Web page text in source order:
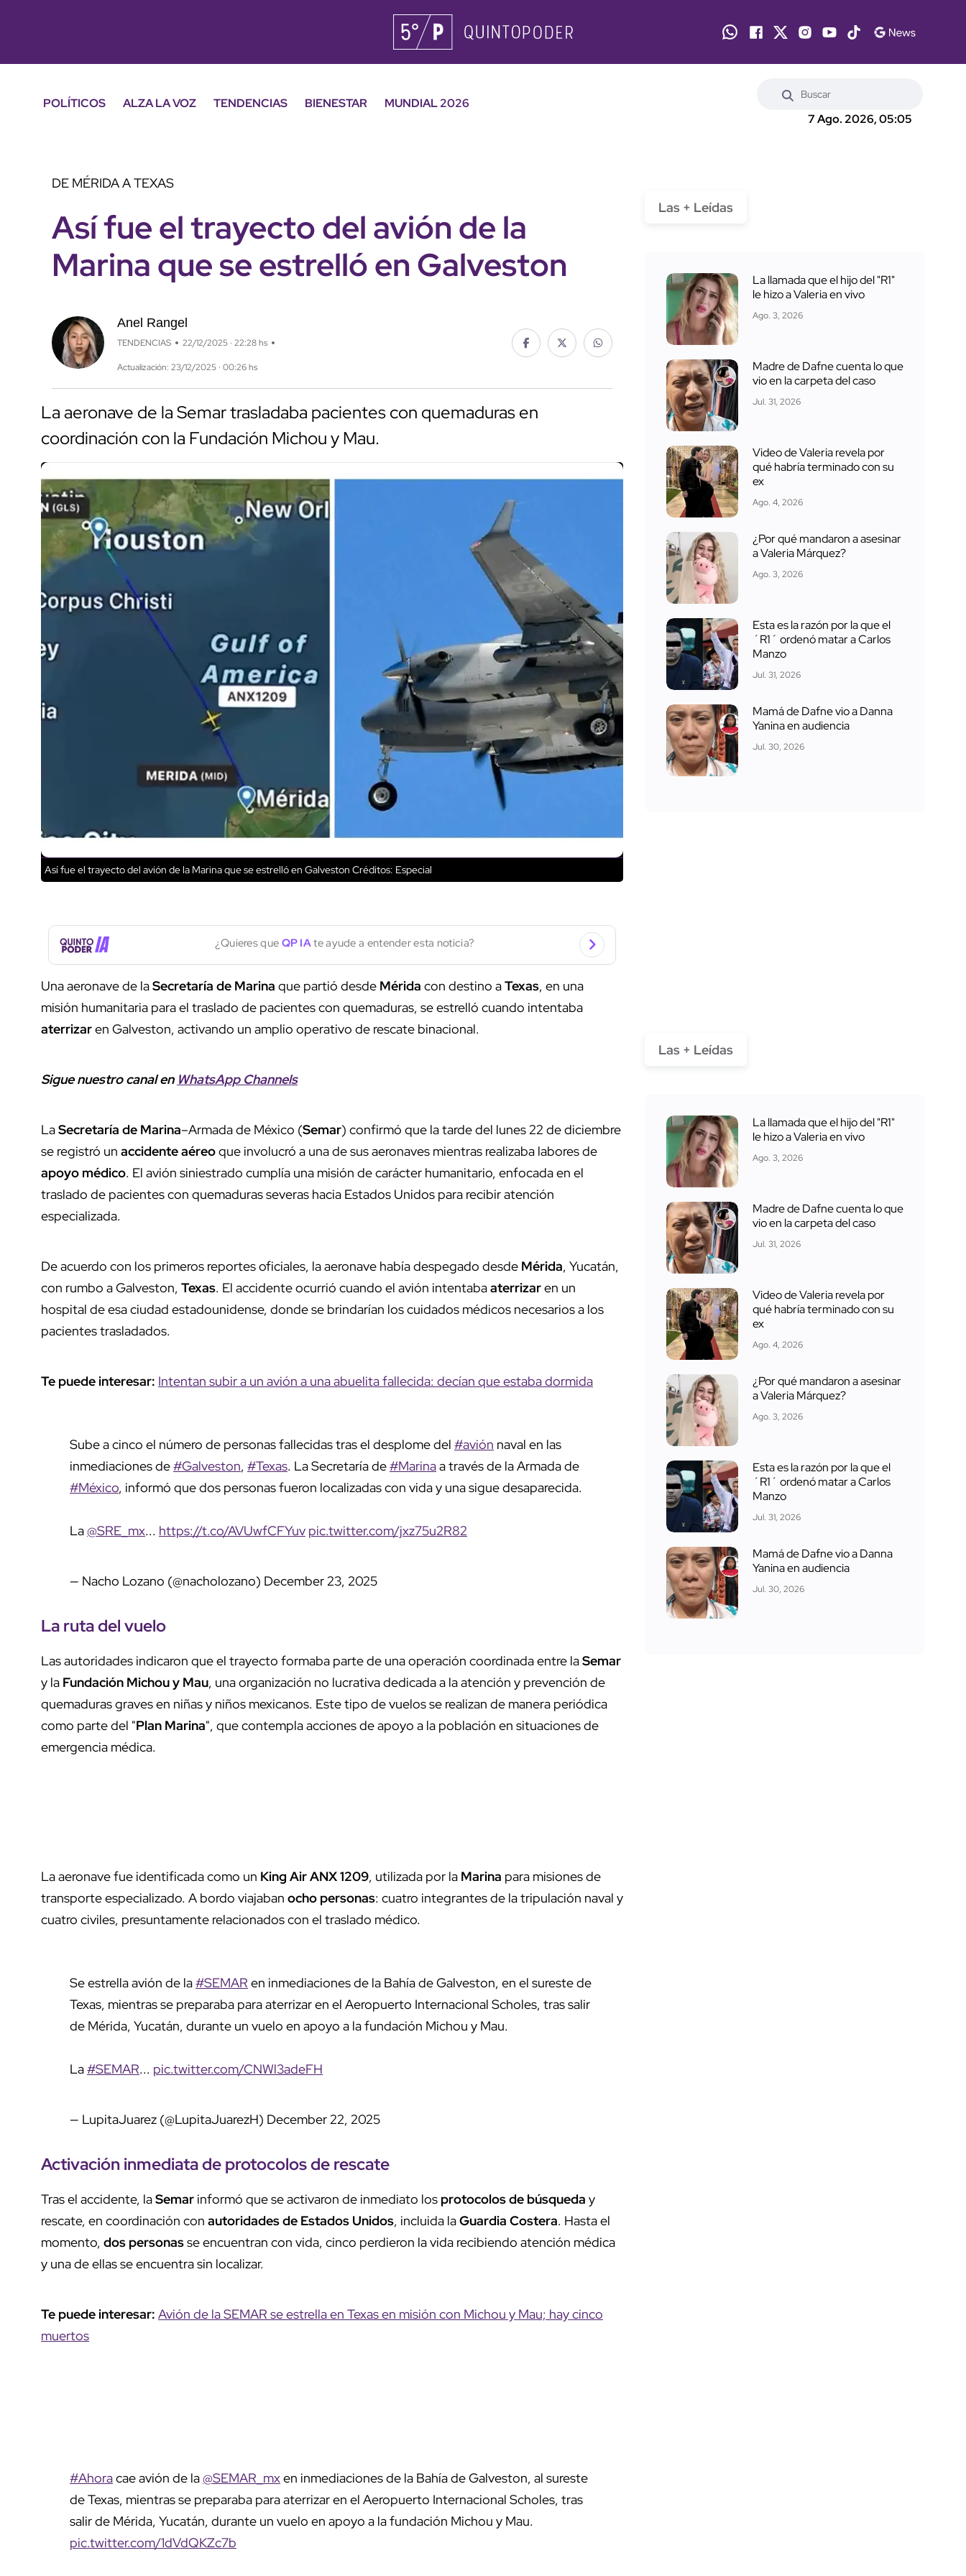
POLÍTICOS ALZA LA VOZ TENDENCIAS BIENESTAR
MUNDIAL 2026
7 Ago. 2026, 05:05
DE MÉRIDA A TEXAS
Así fue el trayecto del avión de la
Marina que se estrelló en Galveston
Anel Rangel
TENDENCIAS 22/12/2025 · 22:28 hs
Actualización: 23/12/2025 · 00:26 hs
La aeronave de la Semar trasladaba pacientes con quemaduras en
coordinación con la Fundación Michou y Mau.
Así fue el trayecto del avión de la Marina que se estrelló en Galveston Créditos: Especial
¿Quieres que QP IAte ayude a entender esta noticia?
Una aeronave de laSecretaría de Marina que partió desde Mérida con destino aTexas, en una
misión humanitaria para el traslado de pacientes con quemaduras, se estrelló cuando intentaba
aterrizaren Galveston, activando un amplio operativo de rescate binacional.
Sigue nuestro canal en WhatsApp Channels
LaSecretaría de Marina–Armada de México (Semar) confirmó que la tarde del lunes 22 de diciembre
se registró un accidente aéreoque involucró a una de sus aeronaves mientras realizaba labores de
apoyo médico. El avión siniestrado cumplía una misión de carácter humanitario, enfocada en el
traslado de pacientes con quemaduras severas hacia Estados Unidos para recibir atención
especializada.
De acuerdo con los primeros reportes oficiales, la aeronave había despegado desde Mérida, Yucatán,
con rumbo a Galveston, Texas. El accidente ocurrió cuando el avión intentabaaterrizaren un
hospital de esa ciudad estadounidense, donde se brindarían los cuidados médicos necesarios a los
pacientes trasladados.
Te puede interesar: Intentan subir a un avión a una abuelita fallecida: decían que estaba dormida
Sube a cinco el número de personas fallecidas tras el desplome del #avión naval en las
inmediaciones de#Galveston, #Texas. La Secretaría de#Marinaa través de la Armada de
#México, informó que dos personas fueron localizadas con vida y una sigue desaparecida.
La@SRE_mx... https://t.co/AVUwfCFYuv pic.twitter.com/jxz75u2R82
— Nacho Lozano (@nacholozano) December 23, 2025
La ruta del vuelo
Las autoridades indicaron que el trayecto formaba parte de una operación coordinada entre laSemar
y la Fundación Michou y Mau, una organización no lucrativa dedicada a la atención y prevención de
quemaduras graves en niñas y niños mexicanos. Este tipo de vuelos se realizan de manera periódica
como parte del "Plan Marina", que contempla acciones de apoyo a la población en situaciones de
emergencia médica.
La aeronave fue identificada como un King Air ANX 1209, utilizada por la Marina para misiones de
transporte especializado. A bordo viajaban ocho personas: cuatro integrantes de la tripulación naval y
cuatro civiles, presuntamente relacionados con el traslado médico.
Se estrella avión de la#SEMAR en inmediaciones de la Bahía de Galveston, en el sureste de
Texas, mientras se preparaba para aterrizar en el Aeropuerto Internacional Scholes, tras salir
de Mérida, Yucatán, durante un vuelo en apoyo a la fundación Michou y Mau.
La#SEMAR... pic.twitter.com/CNWl3adeFH
— LupitaJuarez (@LupitaJuarezH) December 22, 2025
Activación inmediata de protocolos de rescate
Tras el accidente, laSemar informó que se activaron de inmediato los protocolos de búsqueda y
rescate, en coordinación con autoridades de Estados Unidos, incluida laGuardia Costera. Hasta el
momento, dos personasse encuentran con vida, cinco perdieron la vida recibiendo atención médica
y una de ellas se encuentra sin localizar.
Te puede interesar: Avión de la SEMAR se estrella en Texas en misión con Michou y Mau; hay cinco
muertos
#Ahoracae avión de la@SEMAR_mxen inmediaciones de la Bahía de Galveston, al sureste
de Texas, mientras se preparaba para aterrizar en el Aeropuerto Internacional Scholes, tras
salir de Mérida, Yucatán, durante un vuelo en apoyo a la fundación Michou y Mau.
pic.twitter.com/1dVdQKZc7b
Las + Leídas
La llamada que el hijo del "R1"
le hizo a Valeria en vivo
Ago. 3, 2026
Madre de Dafne cuenta lo que
vio en la carpeta del caso
Jul. 31, 2026
Video de Valeria revela por
qué habría terminado con su
ex
Ago. 4, 2026
¿Por qué mandaron a asesinar
a Valeria Márquez?
Ago. 3, 2026
Esta es la razón por la que el
´R1´ ordenó matar a Carlos
Manzo
Jul. 31, 2026
Mamá de Dafne vio a Danna
Yanina en audiencia
Jul. 30, 2026
Las + Leídas
La llamada que el hijo del "R1"
le hizo a Valeria en vivo
Ago. 3, 2026
Madre de Dafne cuenta lo que
vio en la carpeta del caso
Jul. 31, 2026
Video de Valeria revela por
qué habría terminado con su
ex
Ago. 4, 2026
¿Por qué mandaron a asesinar
a Valeria Márquez?
Ago. 3, 2026
Esta es la razón por la que el
´R1´ ordenó matar a Carlos
Manzo
Jul. 31, 2026
Mamá de Dafne vio a Danna
Yanina en audiencia
Jul. 30, 2026